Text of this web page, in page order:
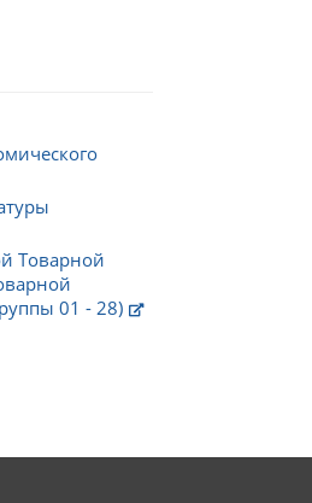
Товарной
01 - 28)